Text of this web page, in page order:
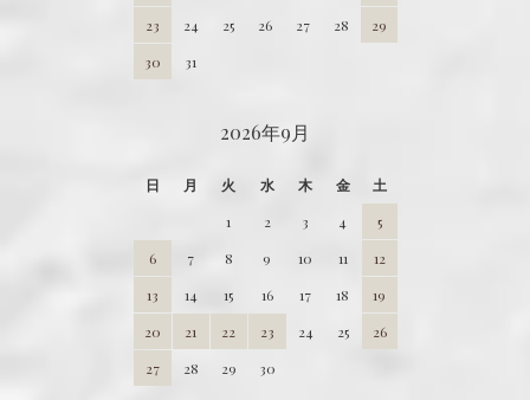
23
24 25 26 27 28
29
30
31
2026年9月
日 月 火 水 木 金
土
1
2 3 4
5
6
7 8 9 10 11
12
13
14 15 16 17 18
19
20
21 22 23 24 25
26
27
28 29 30